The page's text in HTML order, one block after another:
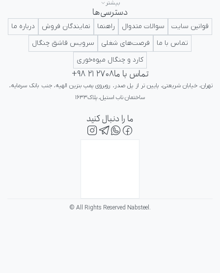
ایرانی در کلاس جهانی تداعی کننده اعتبار و پرستیژ برای ایرانیان باشد.
بیشتر
دسترسی‌ها
قوانین سایت سوالات متدوال راهنما نمایندگان فروش
درباره ما
تماس با ما
فرصت‌های شغلی
سرویس قاشق چنگال
کارد و چنگال میوه‌خوری
تماس با ما+98 21 2708
تهران، خیابان شریعتی، پایین تر از پل صدر، روبروی پمپ بنزین الهیه، جنب بانک سرمایه،
ساختمان ناب استیل، پلاک۱۶۳۳
ما را دنبال کنید
© All Rights Reserved Nabsteel.